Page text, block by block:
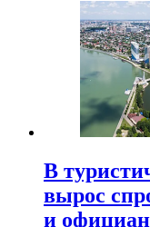
В
вырос
и